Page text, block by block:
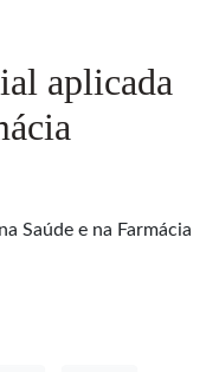
aplicada
Saúde e na Farmácia